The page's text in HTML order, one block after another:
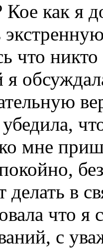
как я
что
я
мне
делать в
что я
с